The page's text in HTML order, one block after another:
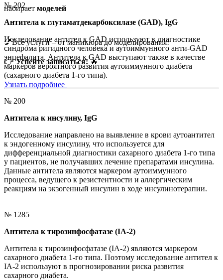
набирает моделей
💅Все услуги – от маникюра до моделирования!
👉Успейте записаться!🔥
Узнать подробнее
№ 202
Антитела к глутаматдекарбоксилазе (GAD), IgG
Исследование антител к GAD используют в диагностике
синдрома ригидного человека и аутоиммунного анти-GAD
энцефалита. Антитела к GAD выступают также в качестве
маркеров вероятного развития аутоиммунного диабета
(сахарного диабета 1-го типа).
№ 200
Антитела к инсулину, IgG
Исследование направлено на выявление в крови аутоантител
к эндогенному инсулину, что используется для
дифференциальной диагностики сахарного диабета 1-го типа
у пациентов, не получавших лечение препаратами инсулина.
Данные антитела являются маркером аутоиммунного
процесса, ведущего к резистентности и аллергическим
реакциям на экзогенный инсулин в ходе инсулинотерапии.
№ 1285
Антитела к тирозинфосфатазе (IA-2)
Антитела к тирозинфосфатазе (IA-2) являются маркером
сахарного диабета 1-го типа. Поэтому исследование антител к
IA-2 используют в прогнозировании риска развития
сахарного диабета.